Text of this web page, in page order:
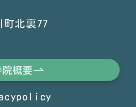
町北裏77
院概要